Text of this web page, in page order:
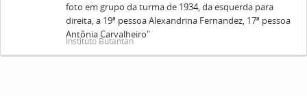
foto em grupo da turma de 1934, da esquerda para
direita, a 19ª pessoa Alexandrina Fernandez, 17ª pessoa
Antônia Carvalheiro"
Instituto Butantan